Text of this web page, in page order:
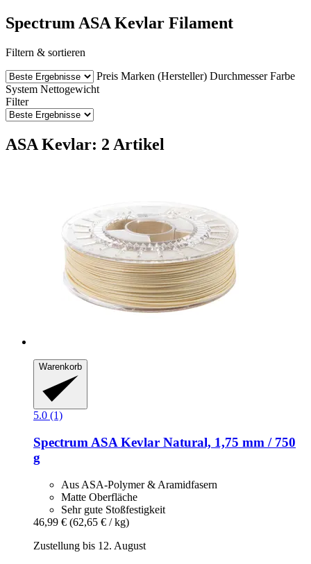
Spectrum ASA Kevlar Filament
Filtern & sortieren
Preis Marken (Hersteller) Durchmesser Farbe
System Nettogewicht
Filter
ASA Kevlar: 2 Artikel
Warenkorb
5.0 (1)
Spectrum ASA Kevlar Natural, 1,75 mm / 750
g
Aus ASA-Polymer & Aramidfasern
Matte Oberfläche
Sehr gute Stoßfestigkeit
46,99 € (62,65 € / kg)
Zustellung bis 12. August